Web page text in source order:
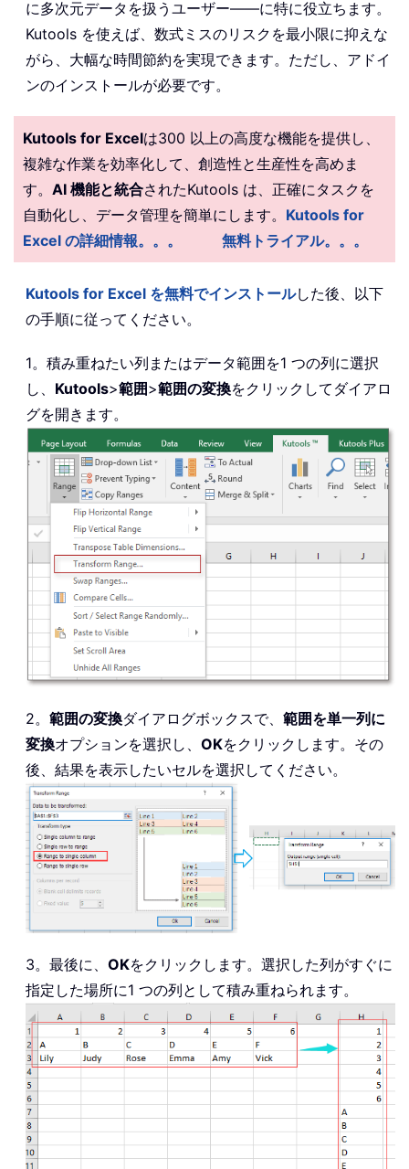
に多次元データを扱うユーザー——に特に役立ちます。
Kutools を使えば、数式ミスのリスクを最小限に抑えな
がら、大幅な時間節約を実現できます。ただし、アドイ
ンのインストールが必要です。
Kutools for Excelは300 以上の高度な機能を提供し、
複雑な作業を効率化して、創造性と生産性を高めま
す。 AI 機能と統合されたKutools は、正確にタスクを
自動化し、データ管理を簡単にします。 Kutools for
Excel の詳細情報。。。
無料トライアル。。。
Kutools for Excel を無料でインストールした後、以下
の手順に従ってください。
1。積み重ねたい列またはデータ範囲を1 つの列に選択
し、 Kutools>範囲>範囲の変換をクリックしてダイアロ
グを開きます。
2。 範囲の変換ダイアログボックスで、 範囲を単一列に
変換オプションを選択し、 OKをクリックします。その
後、結果を表示したいセルを選択してください。
3。最後に、 OKをクリックします。選択した列がすぐに
指定した場所に1 つの列として積み重ねられます。